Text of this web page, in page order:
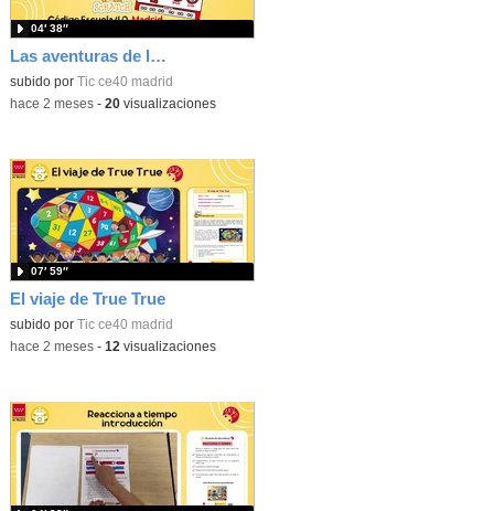
Las aventuras de la palabras. Aprende con Scratch
subido por Tic ce40 madrid
04′ 38″
-hace 2 meses- 20visualizaciones
El viaje de True True
subido por Tic ce40 madrid
07′ 59″
-hace 2 meses- 12 visualizaciones